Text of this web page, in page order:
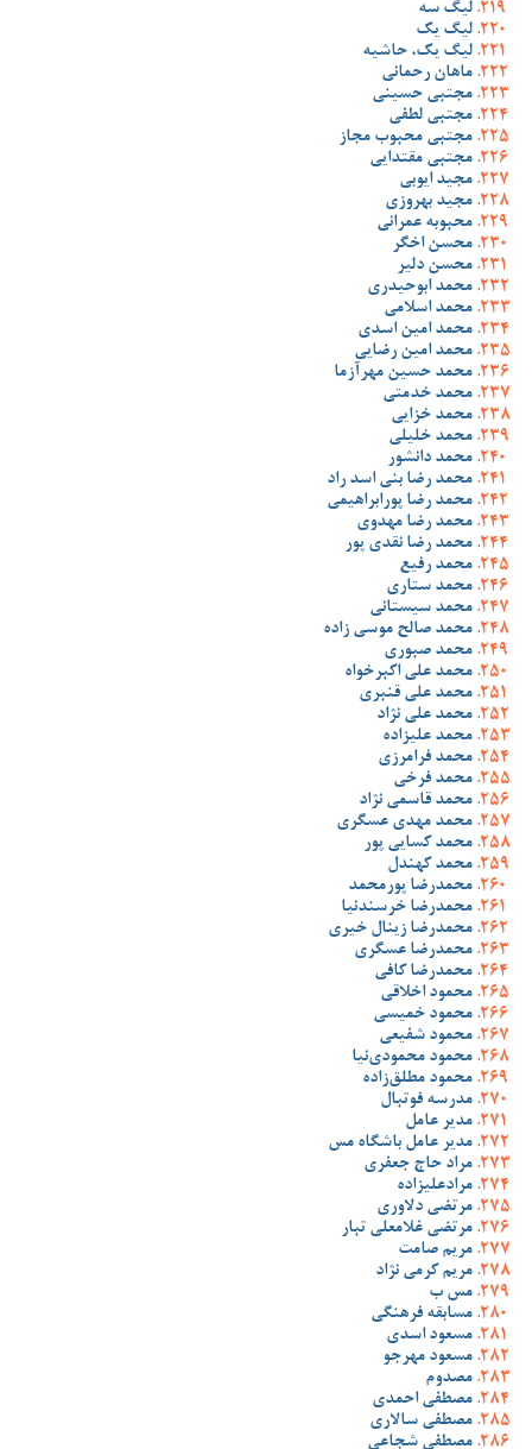
لیگ سه
لیگ یک
لیگ یک، حاشیه
ماهان رحمانی
مجتبی حسینی
مجتبی لطفی
مجتبی محبوب مجاز
مجتبی مقتدایی
مجید ایوبی
مجید بهروزی
محبوبه عمرانی
محسن اخگر
محسن دلیر
محمد ابوحیدری
محمد اسلامی
محمد امین اسدی
محمد امین رضایی
محمد حسین مهرآزما
محمد خدمتی
محمد خزایی
محمد خلیلی
محمد دانشور
محمد رضا بنی اسد راد
محمد رضا پورابراهیمی
محمد رضا مهدوی
محمد رضا نقدی پور
محمد رفیع
محمد ستاری
محمد سیستانی
محمد صالح موسی زاده
محمد صبوری
محمد علی اکبرخواه
محمد علی قنبری
محمد علی نژاد
محمد علیزاده
محمد فرامرزی
محمد فرخی
محمد قاسمی نژاد
محمد مهدی عسگری
محمد کسایی پور
محمد کهندل
محمدرضا پورمحمد
محمدرضا خرسندنیا
محمدرضا زینال خیری
محمدرضا عسگری
محمدرضا کافی
محمود اخلاقی
محمود خمیسی
محمود شفیعی
محمود محمودی‌نیا
محمود مطلق‌زاده
مدرسه فوتبال
مدیر عامل
مدیر عامل باشگاه مس
مراد حاج جعفری
مرادعلیزاده
مرتضی دلاوری
مرتضی غلامعلی تبار
مریم صامت
مریم کرمی نژاد
مس ب
مسابقه فرهنگی
مسعود اسدی
مسعود مهرجو
مصدوم
مصطفی احمدی
مصطفی سالاری
مصطفی شجاعی